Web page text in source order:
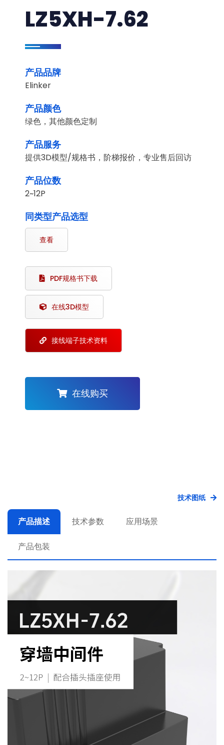
LZ5XH-7.62
产品品牌
Elinker
产品颜色
绿色，其他颜色定制
产品服务
提供3D模型/规格书，阶梯报价，专业售后回访
产品位数
2~12P
同类型产品选型
查看
PDF规格书下载
在线3D模型
接线端子技术资料
在线购买
产品描述 技术参数 应用场景
产品包装
技术图纸